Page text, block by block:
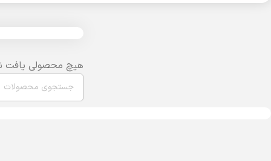
هیچ محصولی یافت